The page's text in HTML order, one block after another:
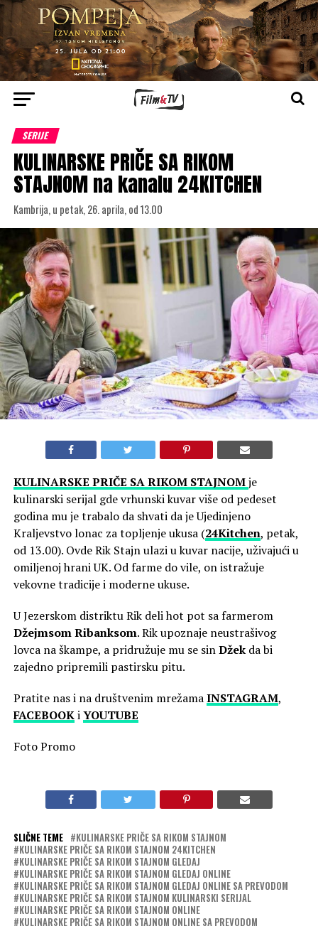
SERIJE
KULINARSKE PRIČE SA RIKOM
STAJNOM na kanalu 24KITCHEN
Kambrija, u petak, 26. aprila, od 13.00
KULINARSKE PRIČE SA RIKOM STAJNOMje
kulinarski serijal gde vrhunski kuvar više od pedeset
godina mu je trabalo da shvati da je Ujedinjeno
Kraljevstvo lonac za topljenje ukusa (24Kitchen, petak,
od 13.00). Ovde Rik Stajn ulazi u kuvar nacije, uživajući u
omiljenoj hrani UK. Od farme do vile, on istražuje
vekovne tradicije i moderne ukuse.
U Jezerskom distriktu Rik deli hot pot sa farmerom
Džejmsom Ribanksom. Rik upoznaje neustrašivog
lovca na škampe, a pridružuje mu se sinDžekda bi
zajedno pripremili pastirsku pitu.
Pratite nas i na društvenim mrežamaINSTAGRAM,
FACEBOOKiYOUTUBE
Foto Promo
SLIČNE TEME
KULINARSKE PRIČE SA RIKOM STAJNOM
KULINARSKE PRIČE SA RIKOM STAJNOM 24KITCHEN
KULINARSKE PRIČE SA RIKOM STAJNOM GLEDAJ
KULINARSKE PRIČE SA RIKOM STAJNOM GLEDAJ ONLINE
KULINARSKE PRIČE SA RIKOM STAJNOM GLEDAJ ONLINE SA PREVODOM
KULINARSKE PRIČE SA RIKOM STAJNOM KULINARSKI SERIJAL
KULINARSKE PRIČE SA RIKOM STAJNOM ONLINE
KULINARSKE PRIČE SA RIKOM STAJNOM ONLINE SA PREVODOM